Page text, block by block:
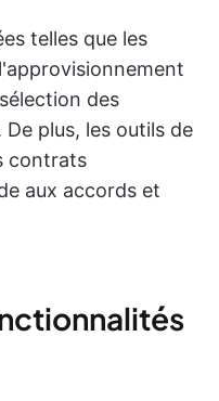
telles que les
des
plus, les outils de
contrats
aux accords et